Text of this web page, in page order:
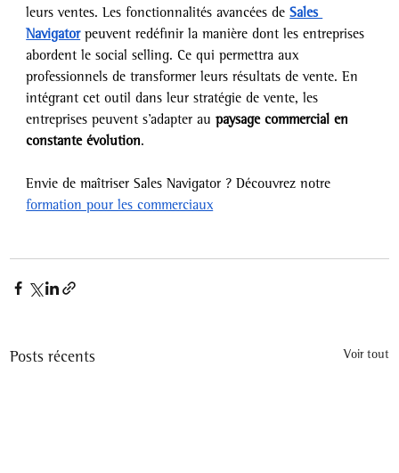
leurs ventes. Les fonctionnalités avancées de Sales
Navigator peuvent redéfinir la manière dont les entreprises
abordent le social selling. Ce qui permettra aux
professionnels de transformer leurs résultats de vente. En
intégrant cet outil dans leur stratégie de vente, les
entreprises peuvent s’adapter au paysage commercial en
constante évolution.
Envie de maîtriser Sales Navigator ? Découvrez notre
formation pour les commerciaux
Posts récents Voir tout